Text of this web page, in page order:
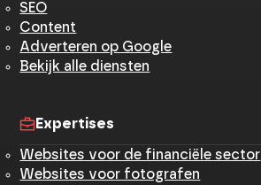
SEO
Content
Adverteren op Google
Bekijk alle diensten
Expertises
Websites voor de financiële sector
Websites voor fotografen